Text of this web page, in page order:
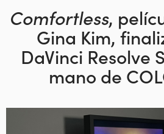
Novedades
Archivo
Argentina
Australia
Austria
Canada
Comfortless,
Gina Kim,
DaVinci Resolve
mano de